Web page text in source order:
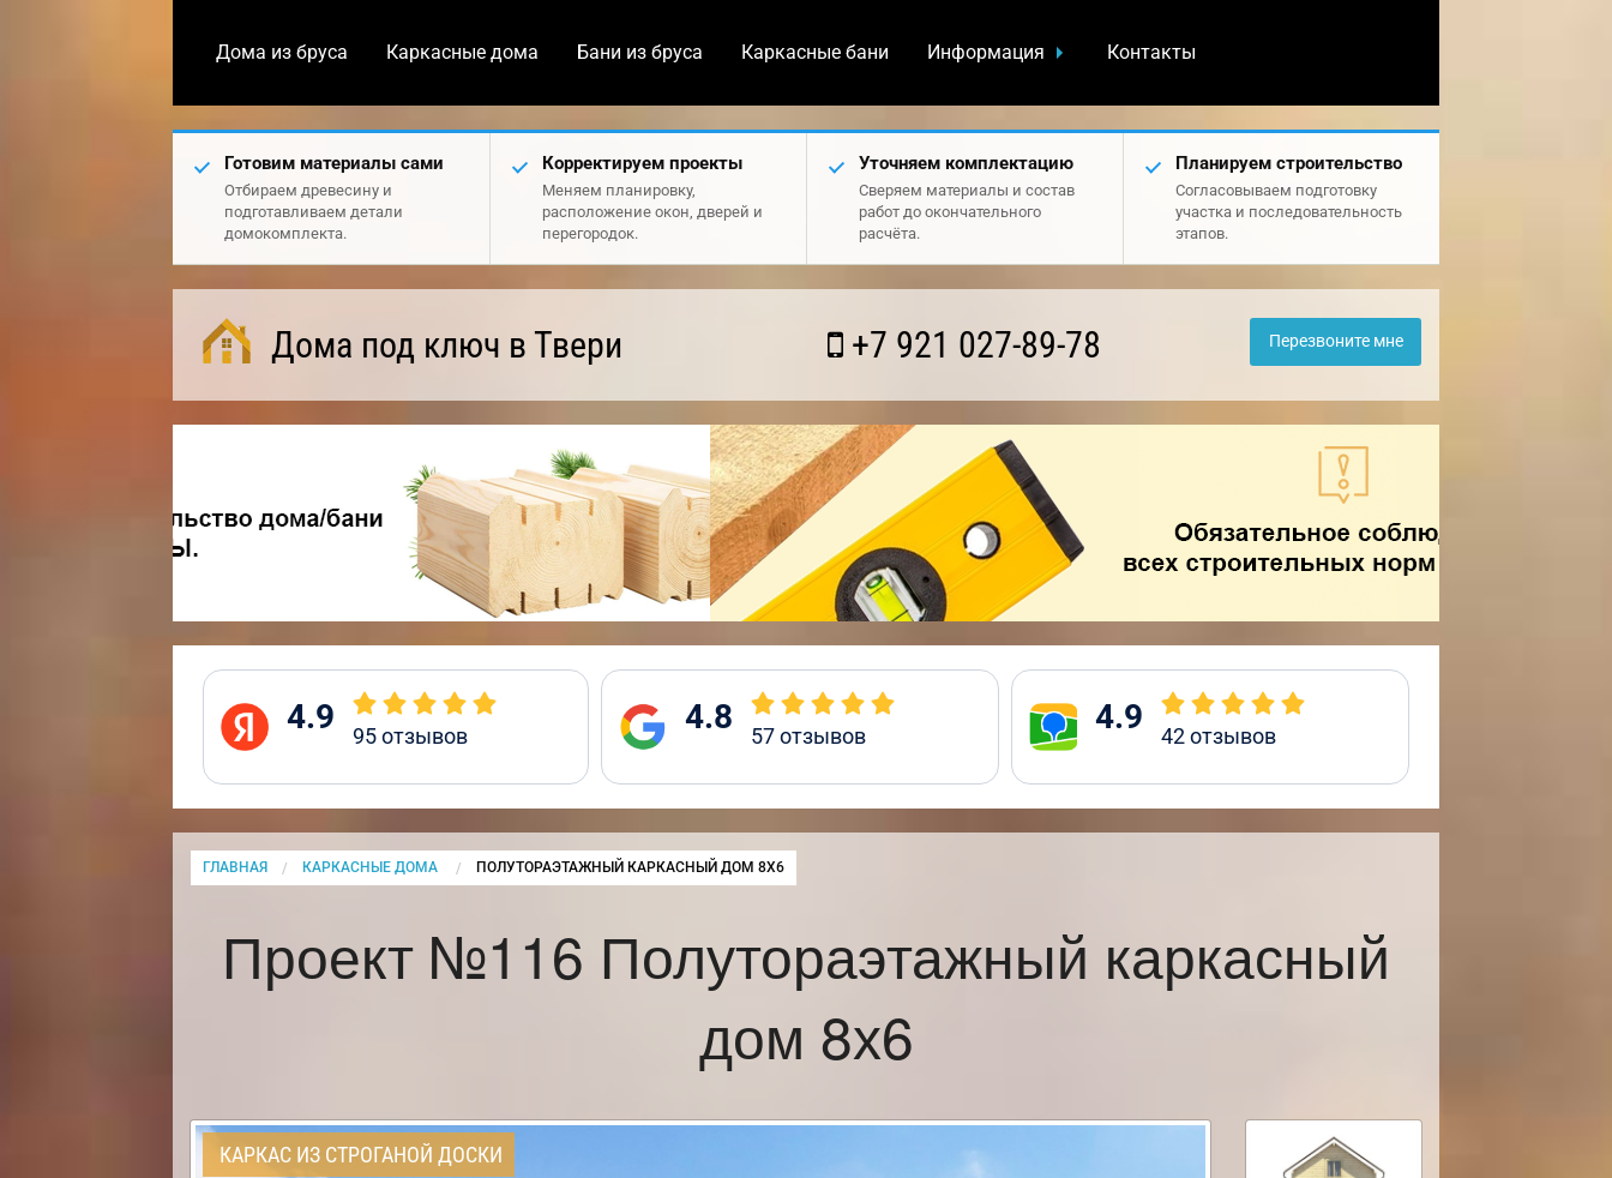
Дома из бруса Каркасные дома Бани из бруса Каркасные бани Информация Контакты
Готовим материалы сами
Отбираем древесину и
подготавливаем детали
домокомплекта.
Корректируем проекты
Меняем планировку,
расположение окон, дверей и
перегородок.
Уточняем комплектацию
Сверяем материалы и состав
работ до окончательного
расчёта.
Планируем строительство
Согласовываем подготовку
участка и последовательность
этапов.
Дома под ключ в Твери +7 921 027-89-78 Перезвоните мне
4.9 95отзывов 4.8 57отзывов 4.9 42отзывов
ГЛАВНАЯ КАРКАСНЫЕ ДОМА CURRENT:
ПОЛУТОРАЭТАЖНЫЙ КАРКАСНЫЙ ДОМ 8Х6
Проект №116 Полутораэтажный каркасный
дом 8х6
КАРКАС ИЗ СТРОГАНОЙ ДОСКИ